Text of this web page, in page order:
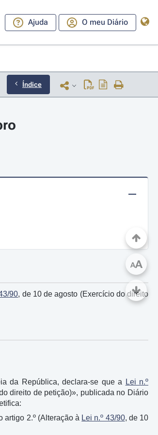
Ajuda O meu Diário
Índice
90, de 10 de agosto (Exercício do direito
da República, declara-se que a
Lei n.º
direito de petição)», publicada no Diário
artigo 2.º (Alteração à Lei n.º 43/90, de 10
AA